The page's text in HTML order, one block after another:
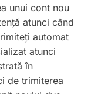
unui cont nou
atunci când
automat
atunci
în
de trimiterea